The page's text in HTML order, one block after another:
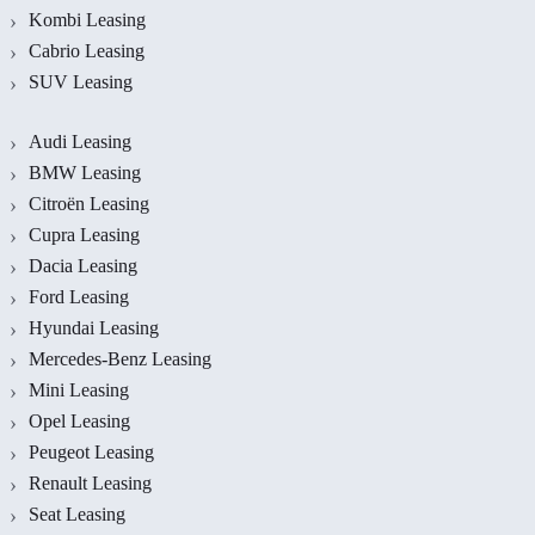
Kombi Leasing
Cabrio Leasing
SUV Leasing
Audi Leasing
BMW Leasing
Citroën Leasing
Cupra Leasing
Dacia Leasing
Ford Leasing
Hyundai Leasing
Mercedes-Benz Leasing
Mini Leasing
Opel Leasing
Peugeot Leasing
Renault Leasing
Seat Leasing